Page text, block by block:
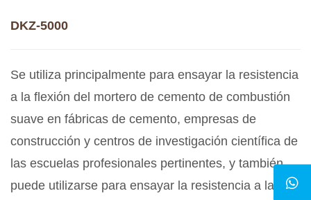
DKZ-5000
Se utiliza principalmente para ensayar la resistencia
a la flexión del mortero de cemento de combustión
suave en fábricas de cemento, empresas de
construcción y centros de investigación científica de
las escuelas profesionales pertinentes, y también
puede utilizarse para ensayar la resistencia a la